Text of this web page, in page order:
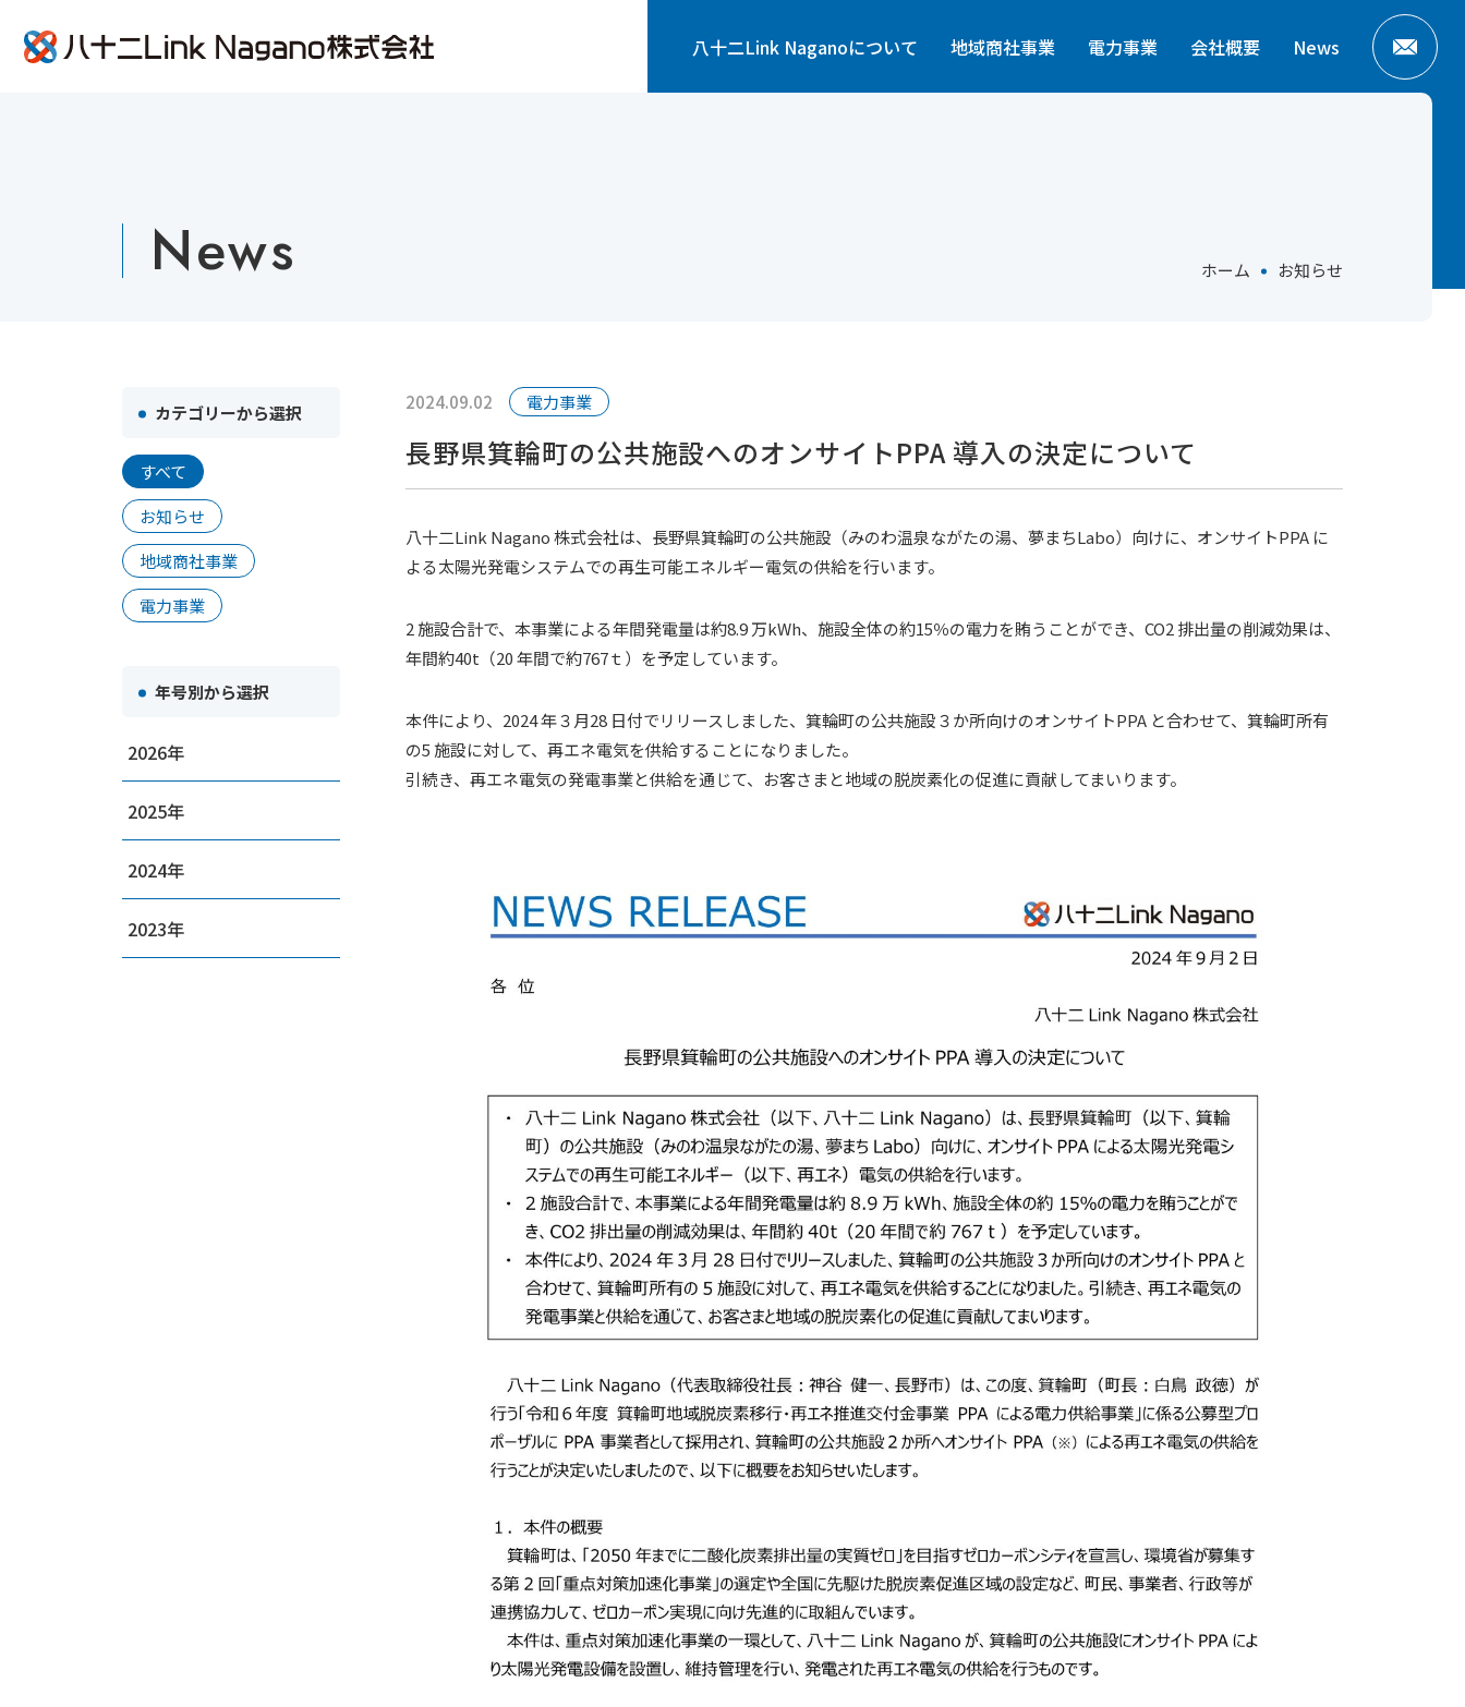
八十二Link Naganoについて 地域商社事業 電力事業 会社概要 News
News ホーム お知らせ
カテゴリーから選択
すべて
お知らせ
地域商社事業
電力事業
年号別から選択
2026
2025
2024
2023
2024.09.02 電力事業
⻑野県箕輪町の公共施設へのオンサイトPPA 導入の決定について
八十二Link Nagano 株式会社は、⻑野県箕輪町の公共施設（みのわ温泉ながたの湯、夢まちLabo）向けに、オンサイトPPA に
よる太陽光発電システムでの再生可能エネルギー電気の供給を⾏います。
2 施設合計で、本事業による年間発電量は約8.9 万kWh、施設全体の約15％の電⼒を賄うことができ、CO2 排出量の削減効果は、
年間約40t（20 年間で約767ｔ）を予定しています。
本件により、2024 年３月28 日付でリリースしました、箕輪町の公共施設３か所向けのオンサイトPPA と合わせて、箕輪町所有
の5 施設に対して、再エネ電気を供給することになりました。
引続き、再エネ電気の発電事業と供給を通じて、お客さまと地域の脱炭素化の促進に貢献してまいります。